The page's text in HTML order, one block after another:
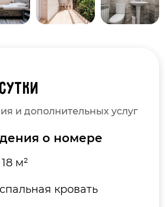
и дополнительных услуг
о номере
м²
кровать